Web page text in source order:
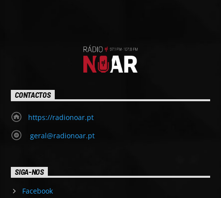
CONTACTOS
https://radionoar.pt
geral@radionoar.pt
SIGA-NOS
Facebook